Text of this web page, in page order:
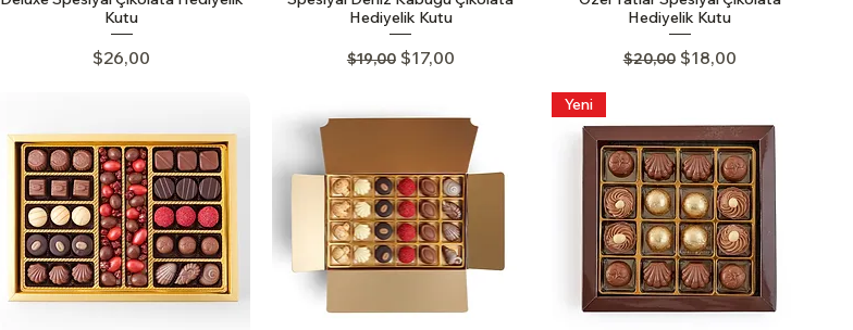
Kutu
Price
$26,00
Hediyelik Kutu
Regular Price
$19,00 Sale Price
$17,00
Hediyelik Kutu
Regular Price
$20,00 Sale Price
$18,00
Yeni